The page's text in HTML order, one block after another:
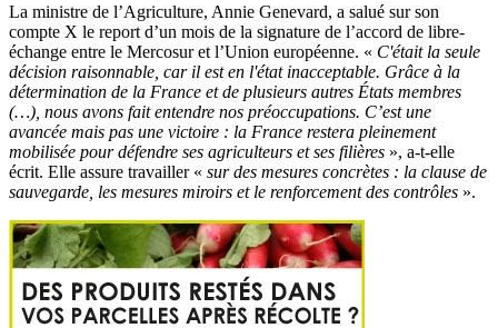
La ministre de l’Agriculture, Annie Genevard, a salué sur son
compte X le report d’un mois de la signature de l’accord de libre-
échange entre le Mercosur et l’Union européenne. « C'était la seule
décision raisonnable, car il est en l'état inacceptable. Grâce à la
détermination de la France et de plusieurs autres États membres
(…), nous avons fait entendre nos préoccupations. C’est une
avancée mais pas une victoire : la France restera pleinement
mobilisée pour défendre ses agriculteurs et ses filières », a-t-elle
écrit. Elle assure travailler « sur des mesures concrètes : la clause de
sauvegarde, les mesures miroirs et le renforcement des contrôles ».